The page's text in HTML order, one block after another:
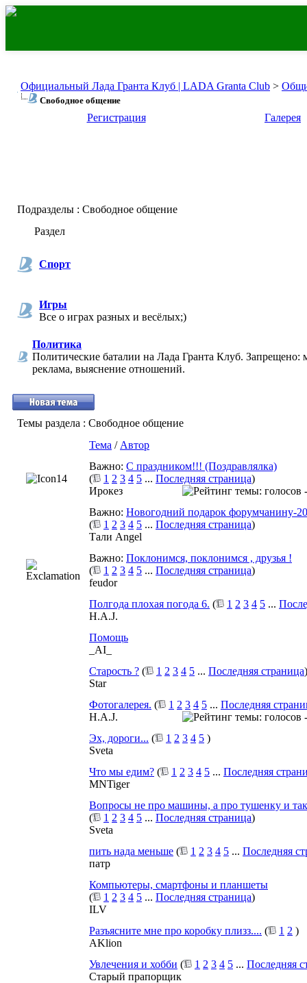
Официальный Лада Гранта Клуб | LADA Granta Club >
Свободное общение
Регистрация Галерея
Подразделы : Свободное общение
Раздел
Спорт
Игры
Все о играх разных и весёлых;)
Политика
Политические баталии на Лада Гранта Клуб. Запрещено:
реклама, выяснение отношений.
Темы раздела : Свободное общение
Тема / Автор
Важно: С праздником!!! (Поздравлялка)
(
1 2 3 4 5 ... Последняя страница)
Ирокез
Важно: Новогодний подарок форумчанину-
(
1 2 3 4 5 ... Последняя страница)
Тали Angel
Важно: Поклонимся, поклонимся , друзья !
(
1 2 3 4 5 ... Последняя страница)
feudor
Полгода плохая погода 6. ( 1 2 3 4 5 ...
H.A.J.
Помощь
_AI_
Старость ? ( 1 2 3 4 5 ... Последняя страница)
Star
Фотогалерея. ( 1 2 3 4 5 ... Последняя
H.A.J.
Эх, дороги... ( 1 2 3 4 5 )
Sveta
Что мы едим? ( 1 2 3 4 5 ... Последняя
MNTiger
Вопросы не про машины, а про тушенку и так
(
1 2 3 4 5 ... Последняя страница)
Sveta
пить нада меньше ( 1 2 3 4 5 ... Последняя
патр
Компьютеры, смартфоны и планшеты
(
1 2 3 4 5 ... Последняя страница)
ILV
Разъясните мне про коробку плизз.... ( 1 2 )
AKlion
Увлечения и хобби ( 1 2 3 4 5 ... Последняя
Старый прапорщик